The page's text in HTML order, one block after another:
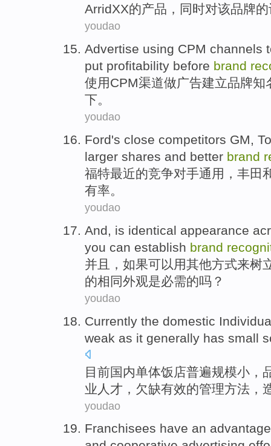
ArridXX的产品， 同时对该品牌的
youdao
Advertise using CPM channels
put profitability before brand
使用CPM渠道做广告建立品牌知
下。
youdao
Ford's close competitors GM,
larger shares and better brand
福特最近的竞争对手通用 ， 丰田
有率。
youdao
And, is identical appearance
you can establish brand
并且
， 如果可以用其他方式来树
的相同外观是必需的吗？
youdao
Currently the domestic
weak as it generally has small
目前国内单体饭店普遍规模小 ，
业人才，欠缺有效的管理方法，
youdao
Franchisees have an advantage